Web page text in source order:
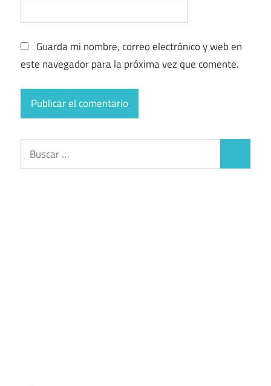
Guarda mi nombre, correo electrónico y web en
este navegador para la próxima vez que comente.
Buscar: